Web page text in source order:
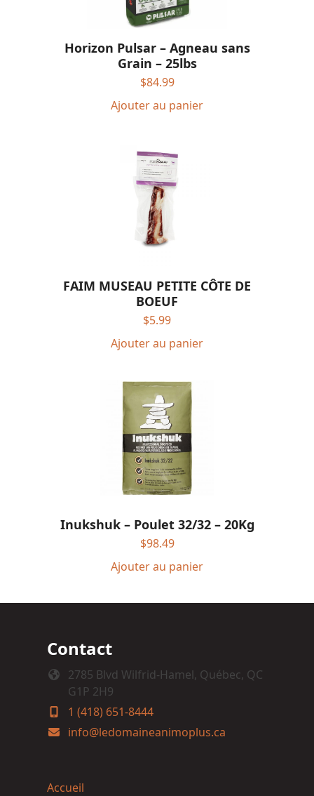
Horizon Pulsar – Agneau sans
Grain – 25lbs
$84.99
Ajouter au panier
FAIM MUSEAU PETITE CÔTE DE
BOEUF
$5.99
Ajouter au panier
Inukshuk – Poulet 32/32 – 20Kg
$98.49
Ajouter au panier
Contact
2785 Blvd Wilfrid-Hamel, Québec, QC
G1P 2H9
1 (418) 651-8444
info@ledomaineanimoplus.ca
Accueil